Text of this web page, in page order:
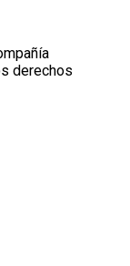
derechos